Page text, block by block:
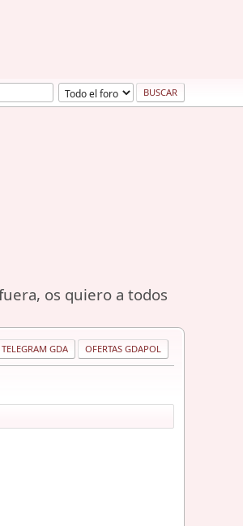
os quiero a todos
TELEGRAM GDA OFERTAS GDAPOL